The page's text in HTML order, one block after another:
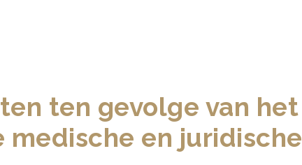
ten gevolge van het
medische en juridische